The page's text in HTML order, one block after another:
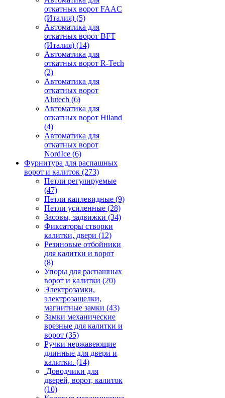
откатных ворот FAAC
(Италия) (5)
Автоматика для
откатных ворот BFT
(Италия) (14)
Автоматика для
откатных ворот R-Tech
(2)
Автоматика для
откатных ворот
Alutech (6)
Автоматика для
откатных ворот Hiland
(4)
Автоматика для
откатных ворот
NordIce (6)
Фурнитура для распашных
ворот и калиток (273)
Петли регулируемые
(47)
Петли каплевидные (9)
Петли усиленные (28)
Засовы, задвижки (34)
Фиксаторы створки
калитки, двери (12)
Резиновые отбойники
для калитки и ворот
(8)
Упоры для распашных
ворот и калитки (20)
Электрозамки,
электрозащелки,
магнитные замки (43)
Замки механические
врезные для калитки и
ворот (35)
Ручки нержавеющие
длинные для двери и
калитки. (14)
Доводчики для
дверей, ворот, калиток
(10)